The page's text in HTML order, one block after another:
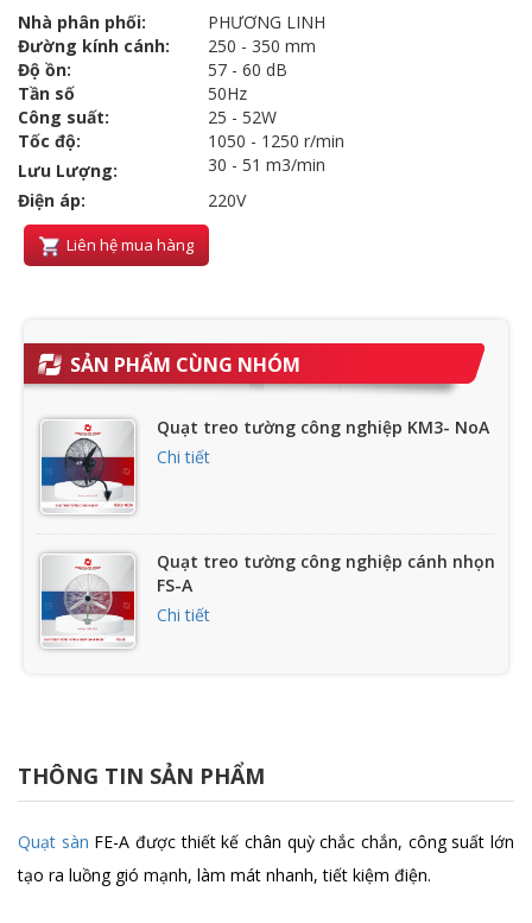
Nhà phân phối: PHƯƠNG LINH
Đường kính cánh:
250 - 350 mm
Độ ồn:
57 - 60 dB
Tần số
50Hz
Công suất:
25 - 52W
Tốc độ:
1050 - 1250 r/min
Lưu Lượng:
30 - 51 m3/min
Điện áp:
220V
Liên hệ mua hàng
SẢN PHẨM CÙNG NHÓM
Quạt treo tường công nghiệp KM3- NoA
Chi tiết
Quạt treo tường công nghiệp cánh nhọn
FS-A
Chi tiết
Quạt treo tường FB-45C
Chi tiết
THÔNG TIN SẢN PHẨM
Quạt sàn FE-A được thiết kế chân quỳ chắc chắn, công suất lớn
tạo ra luồng gió mạnh, làm mát nhanh, tiết kiệm điện.